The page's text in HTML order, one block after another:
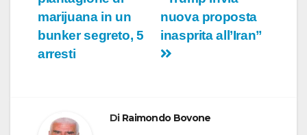
articoli
nuova proposta
inasprita all’Iran”
marijuana in un
bunker segreto, 5
arresti
Di Raimondo Bovone